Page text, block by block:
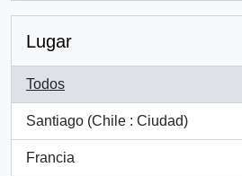
Lugar
Todos
Santiago (Chile : Ciudad)
, 3 resultados
Francia
, 3 resultados